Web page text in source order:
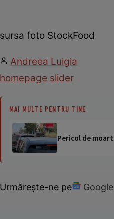
sursa foto StockFood
Andreea Luigia
homepage slider
MAI MULTE PENTRU TINE
Pericol de
Urmărește-ne pe